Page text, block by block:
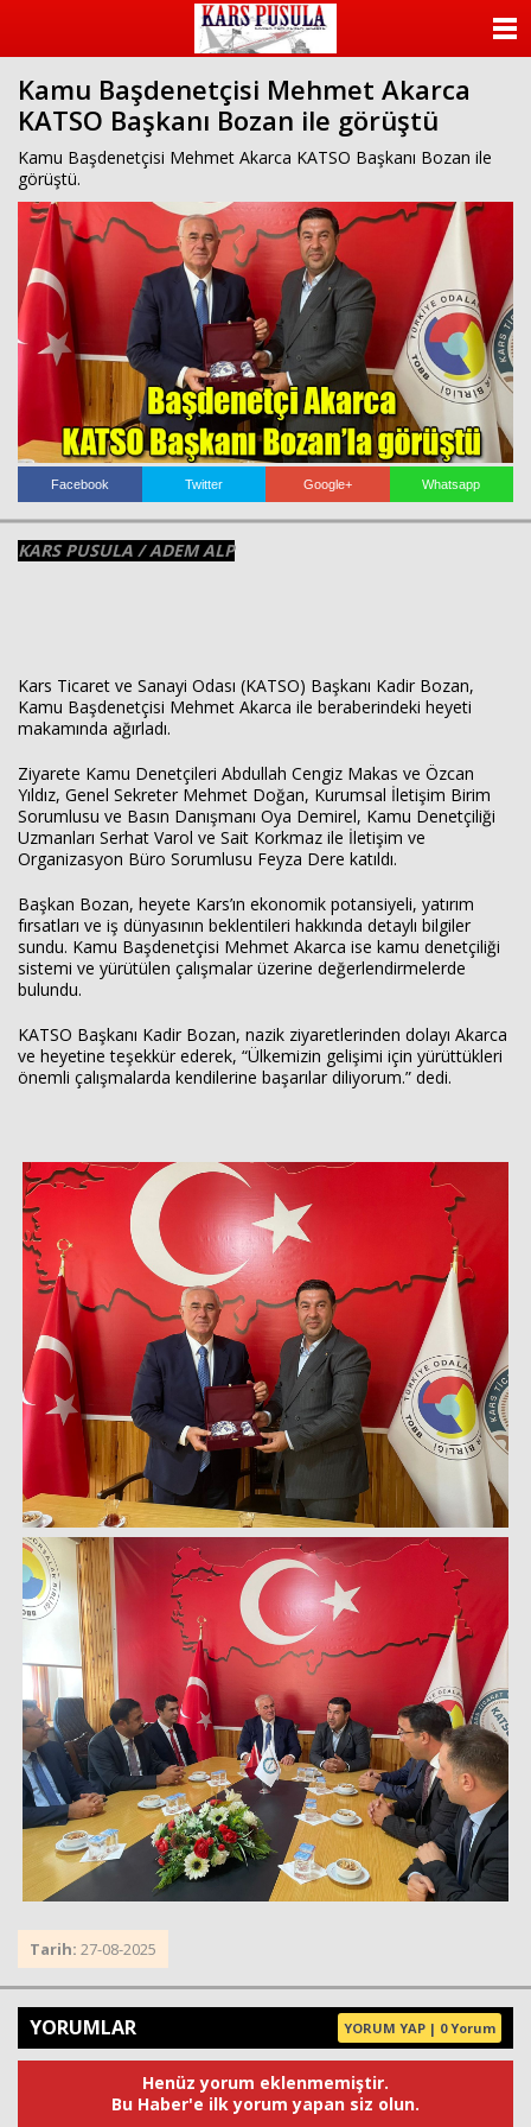
Kamu Başdenetçisi Mehmet Akarca
KATSO Başkanı Bozan ile görüştü
Kamu Başdenetçisi Mehmet Akarca KATSO Başkanı Bozan ile
görüştü.
Facebook Twitter Google+ Whatsapp
KARS PUSULA / ADEM ALP
Kars Ticaret ve Sanayi Odası (KATSO) Başkanı Kadir Bozan,
Kamu Başdenetçisi Mehmet Akarca ile beraberindeki heyeti
makamında ağırladı.
Ziyarete Kamu Denetçileri Abdullah Cengiz Makas ve Özcan
Yıldız, Genel Sekreter Mehmet Doğan, Kurumsal İletişim Birim
Sorumlusu ve Basın Danışmanı Oya Demirel, Kamu Denetçiliği
Uzmanları Serhat Varol ve Sait Korkmaz ile İletişim ve
Organizasyon Büro Sorumlusu Feyza Dere katıldı.
Başkan Bozan, heyete Kars’ın ekonomik potansiyeli, yatırım
fırsatları ve iş dünyasının beklentileri hakkında detaylı bilgiler
sundu. Kamu Başdenetçisi Mehmet Akarca ise kamu denetçiliği
sistemi ve yürütülen çalışmalar üzerine değerlendirmelerde
bulundu.
KATSO Başkanı Kadir Bozan, nazik ziyaretlerinden dolayı Akarca
ve heyetine teşekkür ederek, “Ülkemizin gelişimi için yürüttükleri
önemli çalışmalarda kendilerine başarılar diliyorum.” dedi.
Tarih: 27-08-2025
YORUMLAR YORUM YAP | 0 Yorum
Henüz yorum eklenmemiştir.
Bu Haber'e ilk yorum yapan siz olun.
KATEGORİLER
ANKETLER
FOTO GALERİ
VİDEO GALERİ
KÜNYE
İLETİŞİM
Haberin Doğru Adresi.